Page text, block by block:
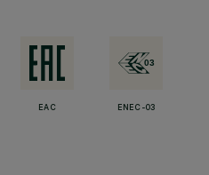
EAC ENEC-03